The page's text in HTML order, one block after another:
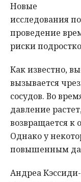
Новые
исследования
проведение
риски
Как известно,
вызывается
сосудов. Во
давление
возвращается к
Однако у
повышенным
Андреа